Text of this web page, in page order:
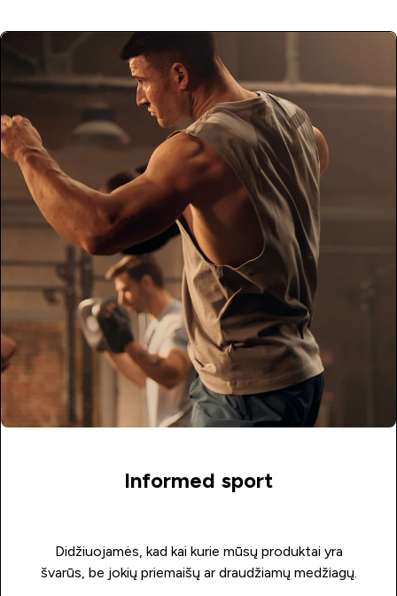
Informed sport
Didžiuojamės, kad kai kurie mūsų produktai yra
švarūs, be jokių priemaišų ar draudžiamų medžiagų.